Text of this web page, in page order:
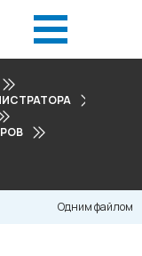
Одним файлом